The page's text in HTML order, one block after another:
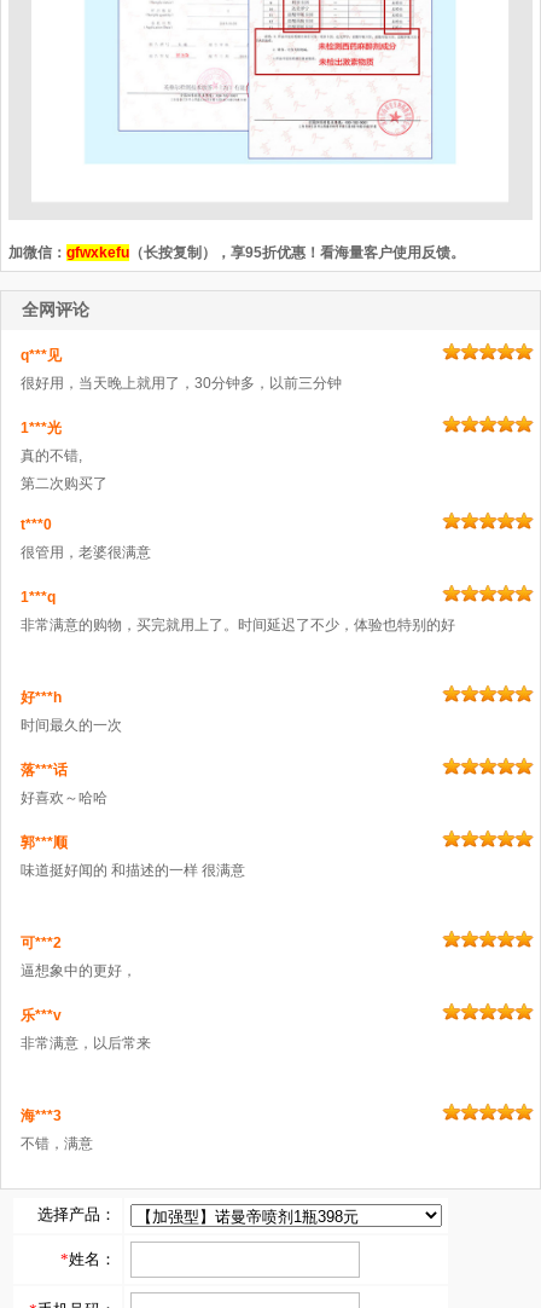
加微信： gfwxkefu （长按复制），享95折优惠！看海量客户使用反馈。
全网评论
q***见
很好用，当天晚上就用了，30分钟多，以前三分钟
1***光
真的不错,
第二次购买了
t***0
很管用，老婆很满意
1***q
非常满意的购物，买完就用上了。时间延迟了不少，体验也特别的好
好***h
时间最久的一次
落***话
好喜欢～哈哈
郭***顺
味道挺好闻的 和描述的一样 很满意
可***2
逼想象中的更好，
乐***v
非常满意，以后常来
海***3
不错，满意